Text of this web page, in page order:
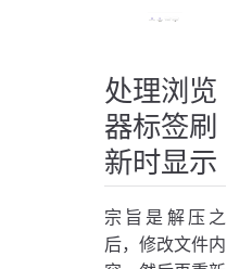
处理浏览
器标签刷
新时显示
宗旨是解压之
后，修改文件内